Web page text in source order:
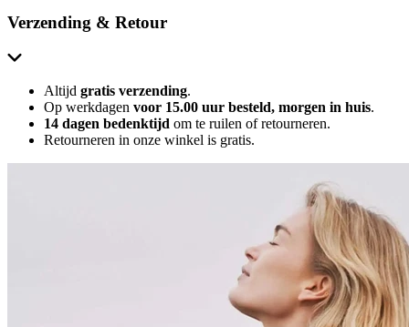
Verzending & Retour
Altijd gratis verzending.
Op werkdagen voor 15.00 uur besteld, morgen in huis.
14 dagen bedenktijd om te ruilen of retourneren.
Retourneren in onze winkel is gratis.